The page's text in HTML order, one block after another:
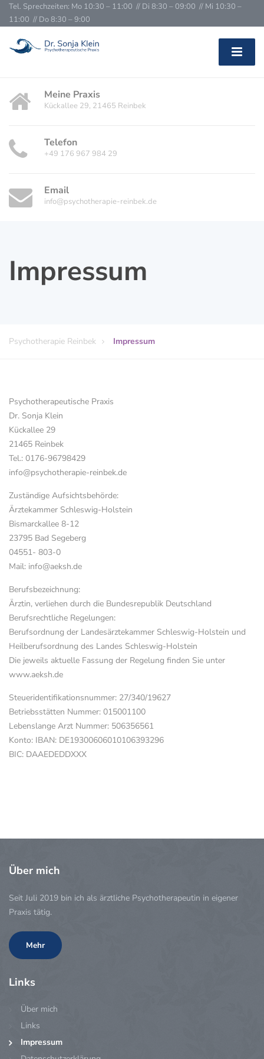
Tel. Sprechzeiten: Mo 10:30 – 11:00 // Di 8:30 – 09:00 // Mi 10:30 –
11:00 // Do 8:30 – 9:00
Meine Praxis
Kückallee 29, 21465 Reinbek
Telefon
+49 176 967 984 29
Email
info@psychotherapie-reinbek.de
Impressum
Psychotherapie Reinbek Impressum
Psychotherapeutische Praxis
Dr. Sonja Klein
Kückallee 29
21465 Reinbek
Tel.: 0176-96798429
info@psychotherapie-reinbek.de
Zuständige Aufsichtsbehörde:
Ärztekammer Schleswig-Holstein
Bismarckallee 8-12
23795 Bad Segeberg
04551- 803-0
Mail: info@aeksh.de
Berufsbezeichnung:
Ärztin, verliehen durch die Bundesrepublik Deutschland
Berufsrechtliche Regelungen:
Berufsordnung der Landesärztekammer Schleswig-Holstein und
Heilberufsordnung des Landes Schleswig-Holstein
Die jeweils aktuelle Fassung der Regelung finden Sie unter
www.aeksh.de
Steueridentifikationsnummer: 27/340/19627
Betriebsstätten Nummer: 015001100
Lebenslange Arzt Nummer: 506356561
Konto: IBAN: DE19300606010106393296
BIC: DAAEDEDDXXX
Über mich
Seit Juli 2019 bin ich als ärztliche Psychotherapeutin in eigener
Praxis tätig.
Mehr
Links
Über mich
Links
Impressum